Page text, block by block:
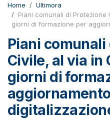
Home
Ultimora
Piani comunali di
giorni di formazione per
Piani
Civile, al via in
giorni di